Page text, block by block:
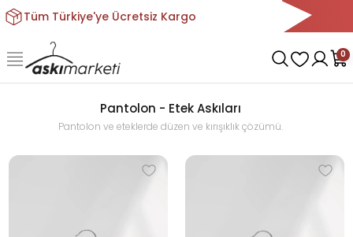
Tüm Türkiye'ye Ücretsiz Kargo
0
Pantolon - Etek Askıları
Pantolon ve eteklerde düzen ve kırışıklık çözümü.